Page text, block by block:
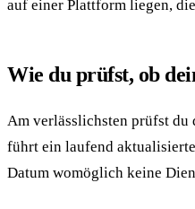
auf einer Plattform liegen,
Wie du prüfst, ob
Am verlässlichsten prüfst du
führt ein laufend
Datum womöglich keine